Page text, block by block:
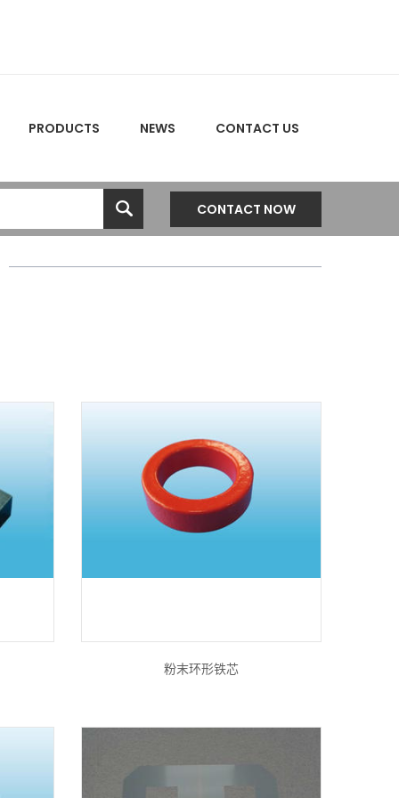
PRODUCTS NEWS CONTACT US
CONTACT NOW
粉末环形铁芯